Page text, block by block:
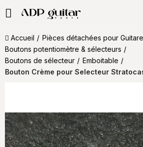
Accueil
Pièces détachées pour Guitare
Boutons potentiomètre & sélecteurs
Boutons de sélecteur
Emboitable
Bouton Crème pour Selecteur